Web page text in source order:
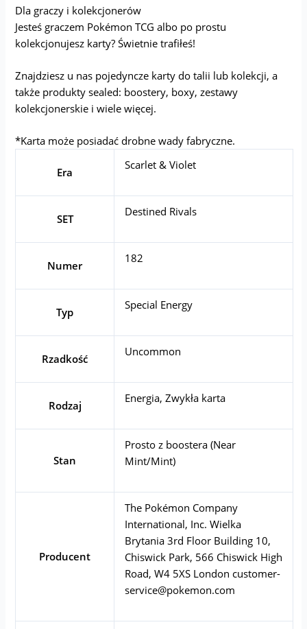
Dla graczy i kolekcjonerów
Jesteś graczem Pokémon TCG albo po prostu
kolekcjonujesz karty? Świetnie trafiłeś!
Znajdziesz u nas pojedyncze karty do talii lub kolekcji, a
także produkty sealed: boostery, boxy, zestawy
kolekcjonerskie i wiele więcej.
*Karta może posiadać drobne wady fabryczne.
Era
Scarlet & Violet
SET
Destined Rivals
Numer
182
Typ
Special Energy
Rzadkość
Uncommon
Rodzaj
Energia, Zwykła karta
Stan
Prosto z boostera (Near
Mint/Mint)
Producent
The Pokémon Company
International, Inc. Wielka
Brytania 3rd Floor Building 10,
Chiswick Park, 566 Chiswick High
Road, W4 5XS London customer-
service@pokemon.com